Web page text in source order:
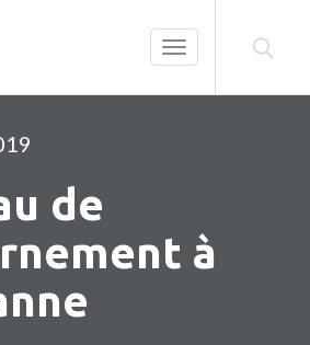
Toggle
navigation
de
à